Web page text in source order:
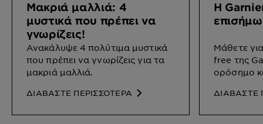
Μακριά μαλλιά: 4
μυστικά που πρέπει να
γνωρίζεις!
Ανακάλυψε 4 πολύτιμα μυστικά
που πρέπει να γνωρίζεις για τα
μακριά μαλλιά.
ΔΙΑΒΑΣΤΕ ΠΕΡΙΣΣΟΤΕΡΑ
Η
Μάθετε
free της
ορόσημο
ΔΙΑΒΑΣΤΕ